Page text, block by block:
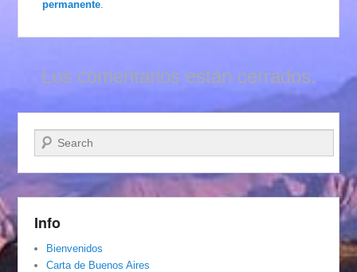
permanente
Los comentarios están cerrados.
Buscar
Info
Bienvenidos
Carta de Buenos Aires